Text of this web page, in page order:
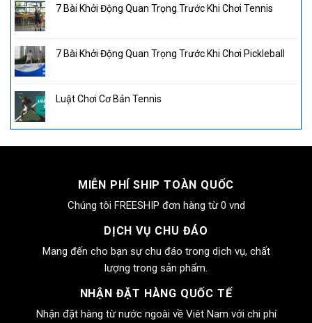
7 Bài Khởi Động Quan Trọng Trước Khi Chơi Tennis
7 Bài Khởi Động Quan Trọng Trước Khi Chơi Pickleball
Luật Chơi Cơ Bản Tennis
MIỄN PHÍ SHIP TOÀN QUỐC
Chúng tôi FREESHIP đơn hàng từ 0 vnd
DỊCH VỤ CHU ĐÁO
Mang đến cho bạn sự chu đáo trong dịch vụ, chất
lượng trong sản phẩm.
NHẬN ĐẶT HÀNG QUỐC TẾ
Nhận đặt hàng từ nước ngoài về Viêt Nam với chi phí